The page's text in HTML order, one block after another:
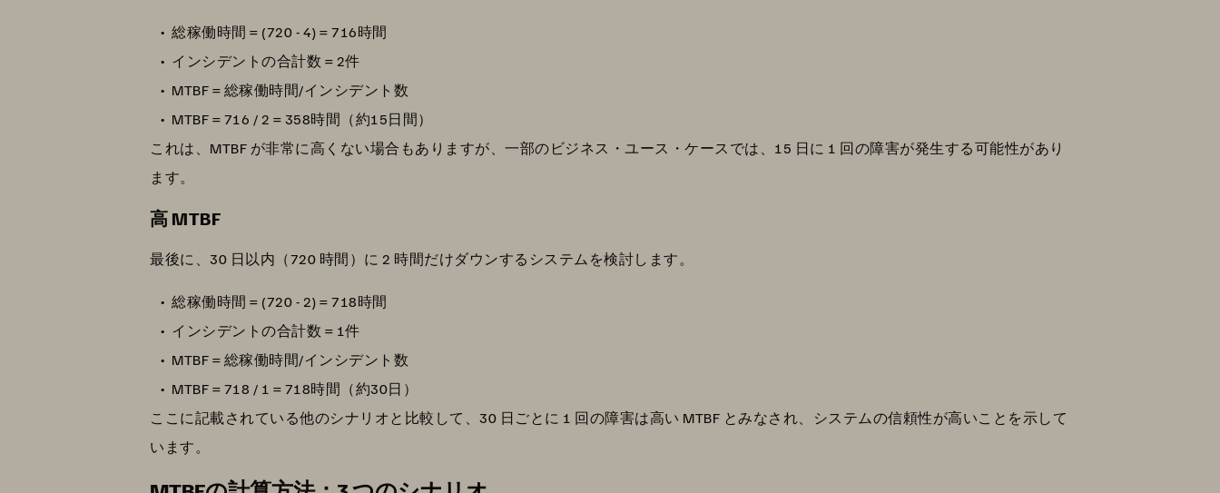
総稼働時間 = (720 - 4) = 716時間
インシデントの合計数 = 2件
MTBF = 総稼働時間/インシデント数
MTBF = 716 / 2 = 358時間（約15日間）
これは、MTBF が非常に高くない場合もありますが、一部のビジネス・ユース・ケースでは、15 日に 1 回の障害が発生する可能性があり
ます。
高 MTBF
最後に、30 日以内（720 時間）に 2 時間だけダウンするシステムを検討します。
総稼働時間 = (720 - 2) = 718時間
インシデントの合計数 = 1件
MTBF = 総稼働時間/インシデント数
MTBF = 718 / 1 = 718時間（約30日）
ここに記載されている他のシナリオと比較して、30 日ごとに 1 回の障害は高い MTBF とみなされ、システムの信頼性が高いことを示して
います。